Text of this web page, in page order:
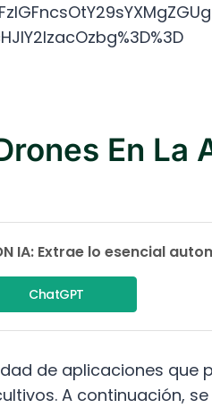
En La
IA: Extrae lo esencial
ChatGPT
de aplicaciones que
A continuación,